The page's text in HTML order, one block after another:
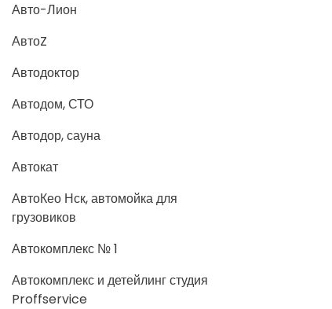
Авто-Лион
АвтоZ
Автодоктор
Автодом, СТО
Автодор, сауна
Автокат
АвтоКео Нск, автомойка для
грузовиков
Автокомплекс № 1
Автокомплекс и детейлинг студия
Proffservice